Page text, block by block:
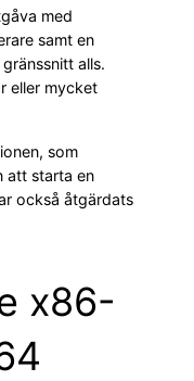
med
samt en
alls.
eller mycket
som
att starta en
också åtgärdats
x86-